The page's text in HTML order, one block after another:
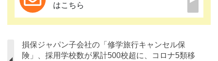
はこちら
損保ジャパン子会社の「修学旅行キャンセル保
険」、採用学校数が累計500校超に、コロナ5類移